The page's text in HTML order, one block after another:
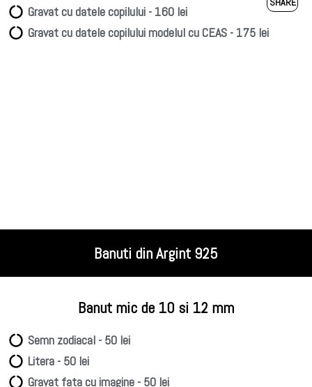
Gravat cu datele copilului - 160 lei
Gravat cu datele copilului modelul cu CEAS - 175 lei
Banuti din Argint 925
Banut mic de 10 si 12 mm
Semn zodiacal - 50 lei
Litera - 50 lei
Gravat fata cu imagine - 50 lei